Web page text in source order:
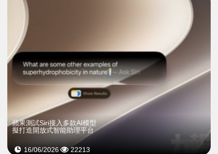
蘋果測試Siri接入多款AI模型
擬打造開放式智能助理平台
16/06/2026 22213